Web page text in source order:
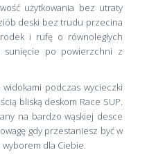
użytkowania bez utraty
deski bez trudu przecina
i rufę o równoległych
sunięcie po powierzchni z
podczas wycieczki
bliską deskom Race SUP.
na bardzo wąskiej desce
gdy przestaniesz być w
wyborem dla Ciebie.